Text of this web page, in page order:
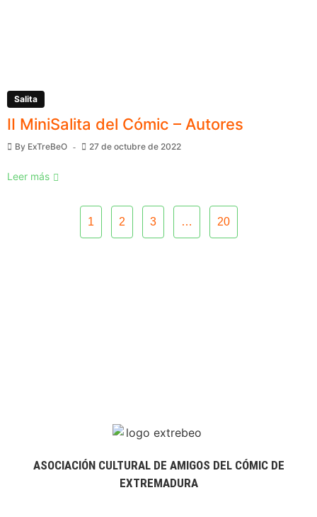
Salita
II MiniSalita del Cómic – Autores
By ExTreBeO 27 de octubre de 2022
Leer más
1 2 3 … 20
ASOCIACIÓN CULTURAL DE AMIGOS DEL CÓMIC DE
EXTREMADURA